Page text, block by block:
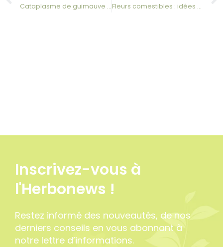
Cataplasme de guimauve pour brûlures d’estomac : recette naturelle Fleurs comestibles : idées recettes pour mettre de la couleur dans vos plats
Inscrivez-vous à
l'Herbonews !
Restez informé des nouveautés, de nos
derniers conseils en vous abonnant à
notre lettre d’informations.